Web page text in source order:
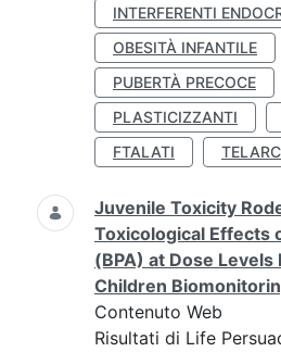
INTERFERENTI
OBESITÀ INFANTILE
PUBERTÀ PRECOCE
PLASTICIZZANTI
FTALATI
Juvenile Toxicity
Toxicological Effects
(BPA) at Dose
Children
Contenuto Web
Risultati di Life